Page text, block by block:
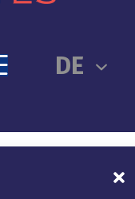
DE